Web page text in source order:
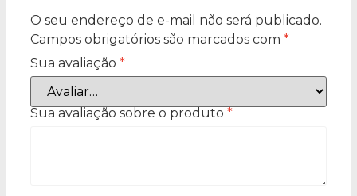
O seu endereço de e-mail não será publicado.
Campos obrigatórios são marcados com *
Sua avaliação *
Sua avaliação sobre o produto *